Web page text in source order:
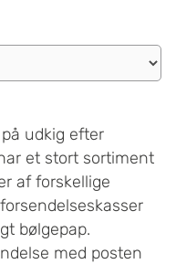
udkig efter
et stort sortiment
af forskellige
bølgepap.
med posten